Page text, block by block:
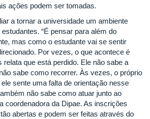
ações podem ser tomadas.
a tornar a universidade um ambiente
“É pensar para além do
mas como o estudante vai se sentir
Por vezes, o que acontece é
relata que está perdido. Ele não sabe a
sabe como recorrer. Às vezes, o próprio
sente uma falta de orientação nesse
não sabe como atuar junto ao
coordenadora da Dipae. As inscrições
abertas e podem ser feitas através do